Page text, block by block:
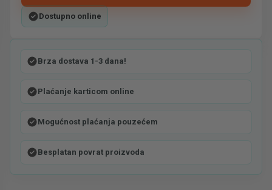
Dostupno online
Brza dostava 1-3 dana!
Plaćanje karticom online
Mogućnost plaćanja pouzećem
Besplatan povrat proizvoda